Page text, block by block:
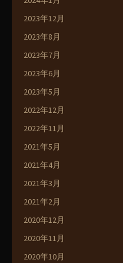
2023年12月
2023年8月
2023年7月
2023年6月
2023年5月
2022年12月
2022年11月
2021年5月
2021年4月
2021年3月
2021年2月
2020年12月
2020年11月
2020年10月